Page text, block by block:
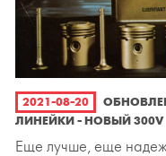
2021-08-20
ЛИНЕЙКИ - НОВЫЙ 300V
Еще лучше, еще